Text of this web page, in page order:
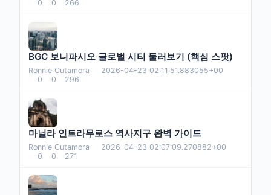
0 0 266
BGC 보니파시오 글로벌 시티 둘러보기 (핵심 스팟)
Ronnie Cutamora
2026-04-23 02:11:51.883055+00
0
0 296
마닐라 인트라무로스 역사지구 완벽 가이드
Ronnie Cutamora
2026-04-23 02:07:09.270882+00
0
0 271